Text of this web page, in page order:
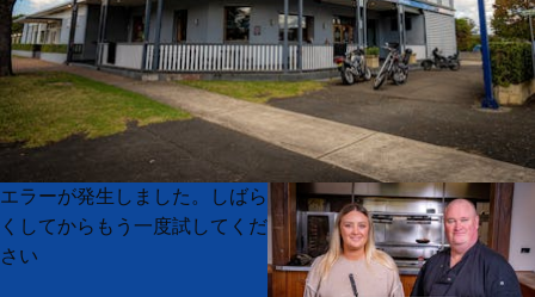
Product
List
Product
List
エラーが発生しました。しばら
くしてからもう一度試してくだ
さい